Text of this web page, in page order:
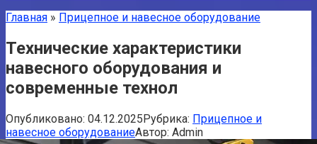
Главная » Прицепное и навесное оборудование
Технические характеристики
навесного оборудования и
современные технол
Опубликовано: 04.12.2025Рубрика: Прицепное и
навесное оборудованиеАвтор: Admin